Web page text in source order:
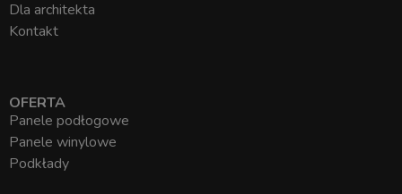
Dla architekta
Kontakt
OFERTA
Panele podłogowe
Panele winylowe
Podkłady